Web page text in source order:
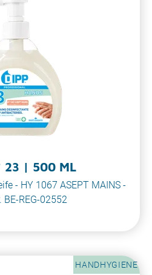
23 | 500 ML
- HY 1067 ASEPT MAINS -
BE-REG-02552
HANDHYGIENE